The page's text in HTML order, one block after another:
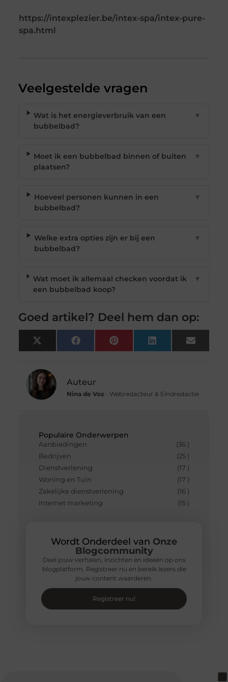
Populaire Onderwerpen
Aanbiedingen
(36 )
Bedrijven
(25 )
Dienstverlening
(17 )
Woning en Tuin
(17 )
Zakelijke dienstverlening
(16 )
Internet marketing
(15 )
Wordt Onderdeel van Onze
Blogcommunity
Deel jouw verhalen, inzichten en ideeën op ons
blogplatform. Registreer nu en bereik lezers die
jouw content waarderen.
Registreer nu!
https://intexplezier.be/intex-spa/intex-pure-
spa.html
Veelgestelde vragen
Wat is het energieverbruik van een
bubbelbad?
▼
Moet ik een bubbelbad binnen of buiten
plaatsen?
▼
Hoeveel personen kunnen in een
bubbelbad?
▼
Welke extra opties zijn er bij een
bubbelbad?
▼
Wat moet ik allemaal checken voordat ik
een bubbelbad koop?
▼
Goed artikel? Deel hem dan op:
X
(Twitter)
FacebookPinterest LinkedIn Email
Auteur
Nina de Vos- Webredacteur & Eindredactie